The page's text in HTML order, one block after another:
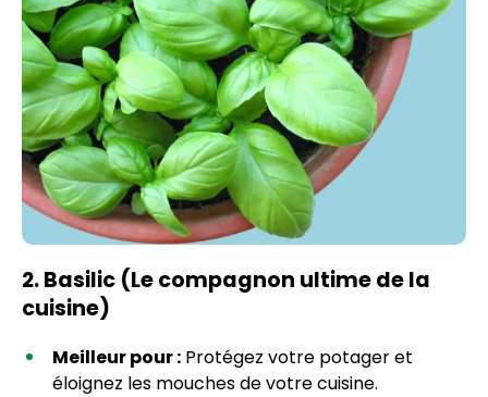
2. Basilic (Le compagnon ultime de la
cuisine)
Meilleur pour : Protégez votre potager et
éloignez les mouches de votre cuisine.